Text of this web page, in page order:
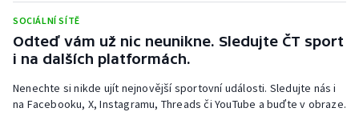
Stolní tenis
Triatlon
Veslování
SOCIÁLNÍ SÍTĚ
Odteď vám už nic neunikne. Sledujte ČT sport
i na dalších platformách.
Nenechte si nikde ujít nejnovější sportovní události. Sledujte nás i
na Facebooku, X, Instagramu, Threads či YouTube a buďte v obraze.